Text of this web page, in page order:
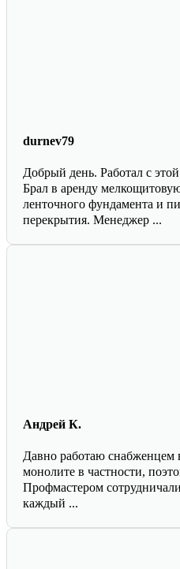
durnev79
Добрый день. Работал с
Брал в аренду
ленточного фундамента и
перекрытия. Менеджер ...
Андрей К.
Давно работаю снабженцем
монолите в частности,
Профмастером
каждый ...